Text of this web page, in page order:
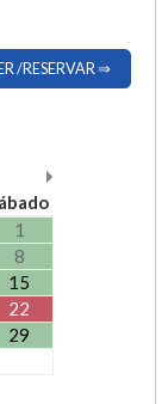
/RESERVAR ⇒
1
8
15
22
29